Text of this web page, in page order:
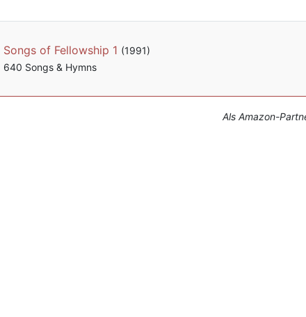
Songs of Fellowship 1 (1991)
640 Songs & Hymns
Als Amazon-